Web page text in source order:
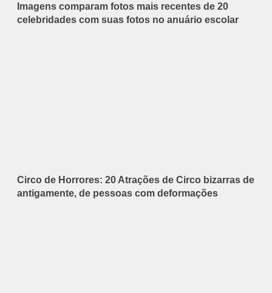
Imagens comparam fotos mais recentes de 20
celebridades com suas fotos no anuário escolar
Circo de Horrores: 20 Atrações de Circo bizarras de
antigamente, de pessoas com deformações